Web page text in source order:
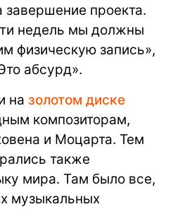
завершение проекта.
недель мы должны
физическую запись»,
абсурд».
на золотом диске
композиторам,
и Моцарта. Тем
также
мира. Там было все,
музыкальных